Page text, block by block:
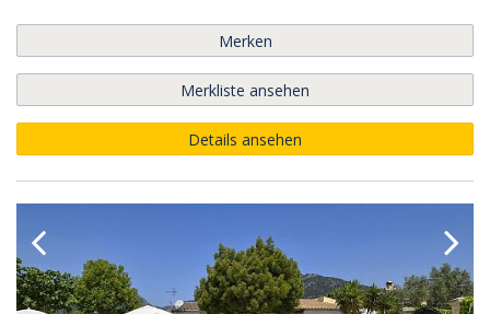
Merken
Merkliste ansehen
Details ansehen